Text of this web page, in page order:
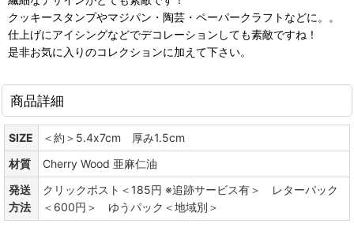
クッキースタンプやマジパン・陶芸・ペーパークラフトなどに。。
仕上げにアイシングなどでデコレーションしても素敵ですね！
是非お気に入りのコレクションに加えて下さい。
商品詳細
SIZE
＜約＞5.4x7cm 厚み1.5cm
材質
Cherry Wood 亜麻仁油
発送
方法
クリックポスト＜185円 ※追跡サービス有＞ レターパック
＜600円＞ ゆうパック＜地域別＞